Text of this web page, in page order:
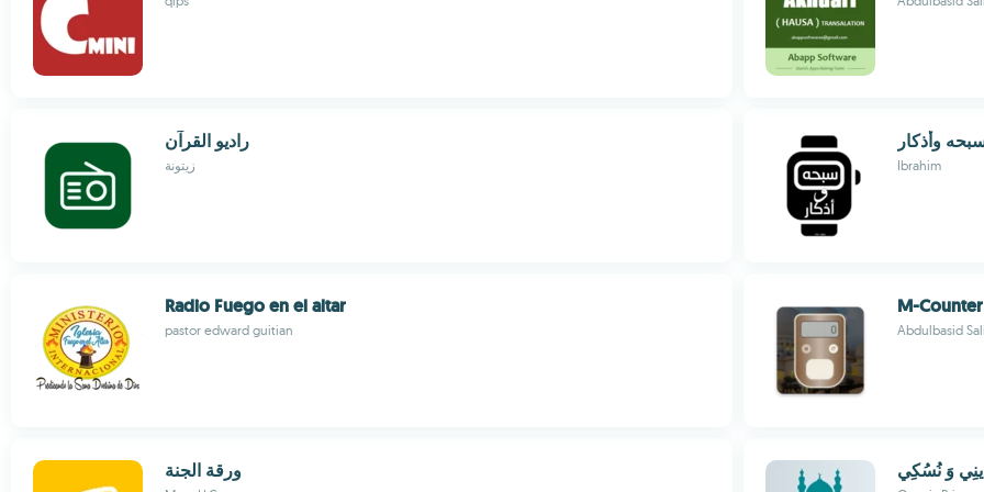
راديو القرآن
زيتونة
وأذكار
Ibrahim
Radio Fuego en el altar
pastor edward guitian
M-Counter
Abdulbasid
ورقة الجنة وَ نُسُكِي